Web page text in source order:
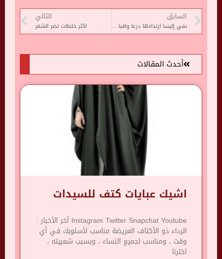
السابق
نفي إليسا ارتداءها درعا واقيا خلال حفلها الغنائى فى بغداد
التالي
اكثر خلطات تضر الشعر
أحدث المقالات
اشيك عبايات كتف للسيدات
Instagram Twitter Snapchat Youtube آخر الأخبار :
الرداء ذو ​​الأكتاف العريضة مناسب لأسلوبك في أي
وقت ، ومناسب لجميع النساء ، وبسبب شعبيته ،
اخترنا